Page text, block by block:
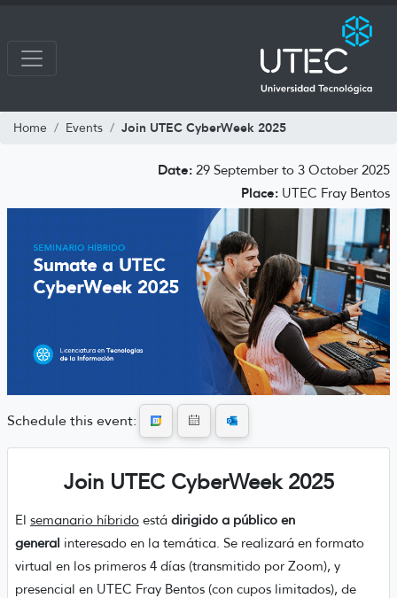
Home Events Join UTEC CyberWeek 2025
Date: 29 September to 3 October 2025
Place: UTEC Fray Bentos
Schedule this event:
Join UTEC CyberWeek 2025
El semanario híbrido está dirigido a público en
general interesado en la temática. Se realizará en formato
virtual en los primeros 4 días (transmitido por Zoom), y
presencial en UTEC Fray Bentos (con cupos limitados), de